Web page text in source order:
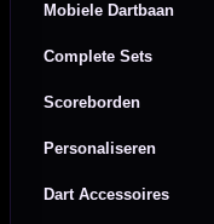
Mobiele Dartbaan
Complete Sets
Scoreborden
Personaliseren
Dart Accessoires